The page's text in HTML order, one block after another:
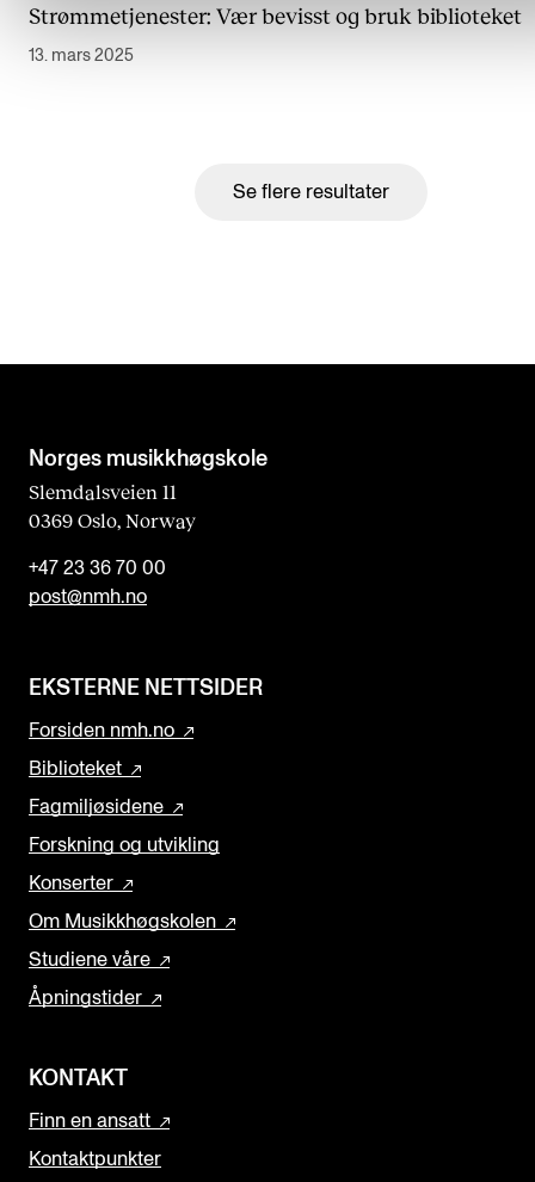
Strømmetjenester: Vær bevisst og bruk biblioteket
13. mars 2025
Se flere resultater
Norges musikk­høgskole
Slemdalsveien 11
0369 Oslo, Norway
+47 23 36 70 00
post@nmh.no
EKSTERNE NETTSIDER
Forsiden nmh.no
Biblioteket
Fagmiljøsidene
Forskning og utvikling
Konserter
Om Musikkhøgskolen
Studiene våre
Åpningstider
KONTAKT
Finn en ansatt
Kontaktpunkter